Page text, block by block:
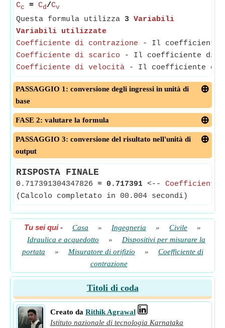
Cc = Cd/Cv
Questa formula utilizza 3 Variabili
Variabili utilizzate
Coefficiente di contrazione - Il coefficiente
Coefficiente di scarico - Il coefficiente di
Coefficiente di velocità - Il coefficiente di
PASSAGGIO 1: conversione degli ingressi in unità di
base
FASE 2: valutare la formula
PASSAGGIO 3: conversione del risultato nell'unità di
output
RISPOSTA FINALE
0.717391304347826 ≈ 0.717391 <-- Coefficiente
(Calcolo completato in 00.004 secondi)
Tu sei qui- Casa » Ingegneria » Civile
»
Idraulica e acquedotto
»
Dispositivi per misurare la
portata
» Misuratore di orifizio »
Coefficiente di
contrazione
Titoli di coda
Creato da Rithik Agrawal
Istituto nazionale di tecnologia Karnataka